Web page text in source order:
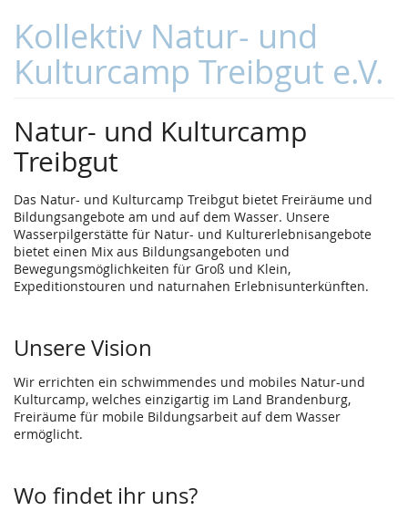
Kollektiv Natur- und
Kulturcamp Treibgut e.V.
Natur- und Kulturcamp
Treibgut
Das Natur- und Kulturcamp Treibgut bietet Freiräume und
Bildungsangebote am und auf dem Wasser. Unsere
Wasserpilgerstätte für Natur- und Kulturerlebnisangebote
bietet einen Mix aus Bildungsangeboten und
Bewegungsmöglichkeiten für Groß und Klein,
Expeditionstouren und naturnahen Erlebnisunterkünften.
Unsere Vision
Wir errichten ein schwimmendes und mobiles Natur-und
Kulturcamp, welches einzigartig im Land Brandenburg,
Freiräume für mobile Bildungsarbeit auf dem Wasser
ermöglicht.​
Wo findet ihr uns?